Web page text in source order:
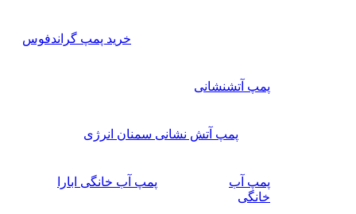
خرید پمپ گراندفوس
پمپ آتشنشانی
پمپ آتش نشانی سمنان انرژی
پمپ آب
خانگی
پمپ آب خانگی ابارا